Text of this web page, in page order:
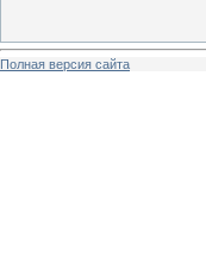
Полная версия сайта